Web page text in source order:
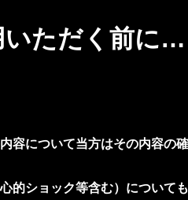
いただく前に
について当方はその内容の
ショック等含む）について